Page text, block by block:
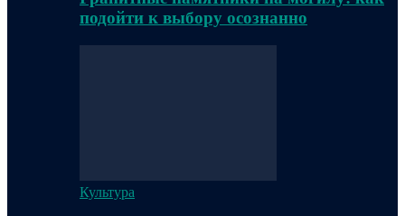
подойти к выбору осознанно
Культура